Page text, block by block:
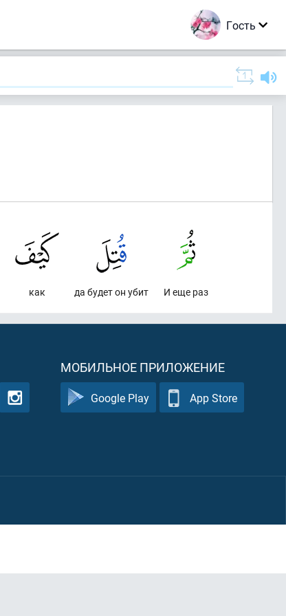
Гость
И еще раз
да будет он убит
как
МОБИЛЬНОЕ ПРИЛОЖЕНИЕ
Google Play App Store